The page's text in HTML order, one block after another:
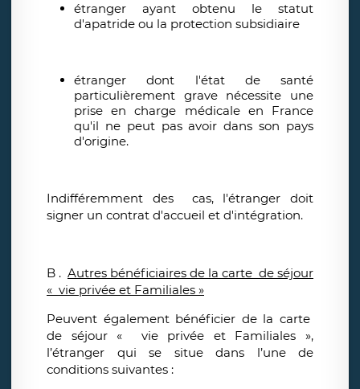
étranger ayant obtenu le statut
d'apatride ou la protection subsidiaire
étranger dont l'état de santé
particulièrement grave nécessite une
prise en charge médicale en France
qu'il ne peut pas avoir dans son pays
d'origine.
Indifféremment des cas, l'étranger doit
signer un contrat d'accueil et d'intégration.
B . Autres bénéficiaires de la carte de séjour
« vie privée et Familiales »
Peuvent également bénéficier de la carte
de séjour « vie privée et Familiales »,
l’étranger qui se situe dans l’une de
conditions suivantes :